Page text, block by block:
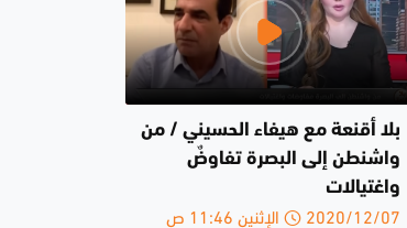
بلا أقنعة مع هيفاء الحسيني / من
واشنطن إلى البصرة تفاوضٌ
واغتيالات
2020/12/07 الإثنين 11:46 ص